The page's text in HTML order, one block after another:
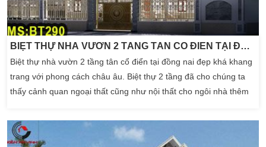
BIỆT THỰ NHÀ VƯỜN 2 TẦNG TÂN CỔ ĐIỂN TẠI ĐỒNG NAI
Biệt thự nhà vườn 2 tầng tân cổ điển tại đồng nai đẹp khá khang
trang với phong cách châu âu. Biệt thự 2 tầng đã cho chúng ta
thấy cảnh quan ngoại thất cũng như nội thất cho ngôi nhà thêm
sống hạnh phúc hơn. Biệt thự 2 tầng đẹp được nhiều gia đình có
kinh tế khá giả để một phần […]